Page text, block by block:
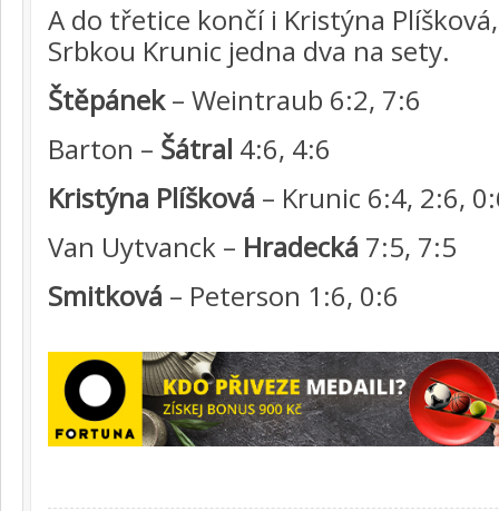
A do třetice končí i Kristýna
Srbkou Krunic jedna dva na sety.
Štěpánek– Weintraub 6:2, 7:6
Barton – Šátral 4:6, 4:6
Kristýna Plíšková – Krunic 6:4, 2:6,
Van Uytvanck – Hradecká 7:5, 7:5
Smitková – Peterson 1:6, 0:6